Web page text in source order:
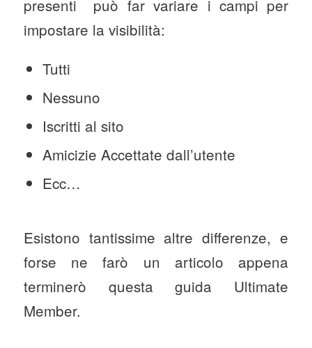
presenti può far variare i campi per
impostare la visibilità:
Tutti
Nessuno
Iscritti al sito
Amicizie Accettate dall’utente
Ecc…
Esistono tantissime altre differenze, e
forse ne farò un articolo appena
terminerò questa guida Ultimate
Member.